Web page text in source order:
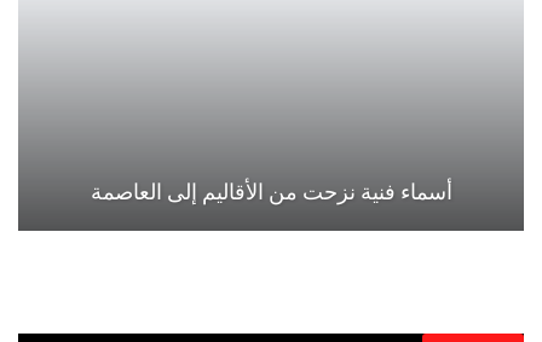
أسماء فنية نزحت من الأقاليم إلى العاصمة